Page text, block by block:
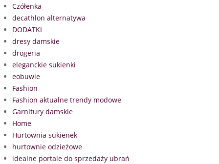
Czółenka
decathlon alternatywa
DODATKI
dresy damskie
drogeria
eleganckie sukienki
eobuwie
Fashion
Fashion aktualne trendy modowe
Garnitury damskie
Home
Hurtownia sukienek
hurtownie odzieżowe
idealne portale do sprzedaży ubrań